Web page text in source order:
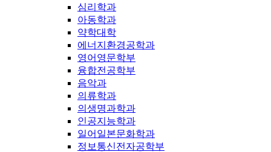
심리학과
아동학과
약학대학
에너지환경공학과
영어영문학부
융합전공학부
음악과
의류학과
의생명과학과
인공지능학과
일어일본문화학과
정보통신전자공학부